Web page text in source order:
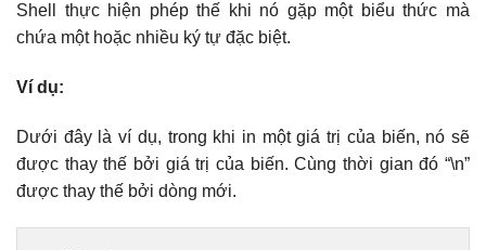
Shell thực hiện phép thế khi nó gặp một biểu thức mà
chứa một hoặc nhiều ký tự đặc biệt.
Ví dụ:
Dưới đây là ví dụ, trong khi in một giá trị của biến, nó sẽ
được thay thế bởi giá trị của biến. Cùng thời gian đó “\n”
được thay thế bởi dòng mới.